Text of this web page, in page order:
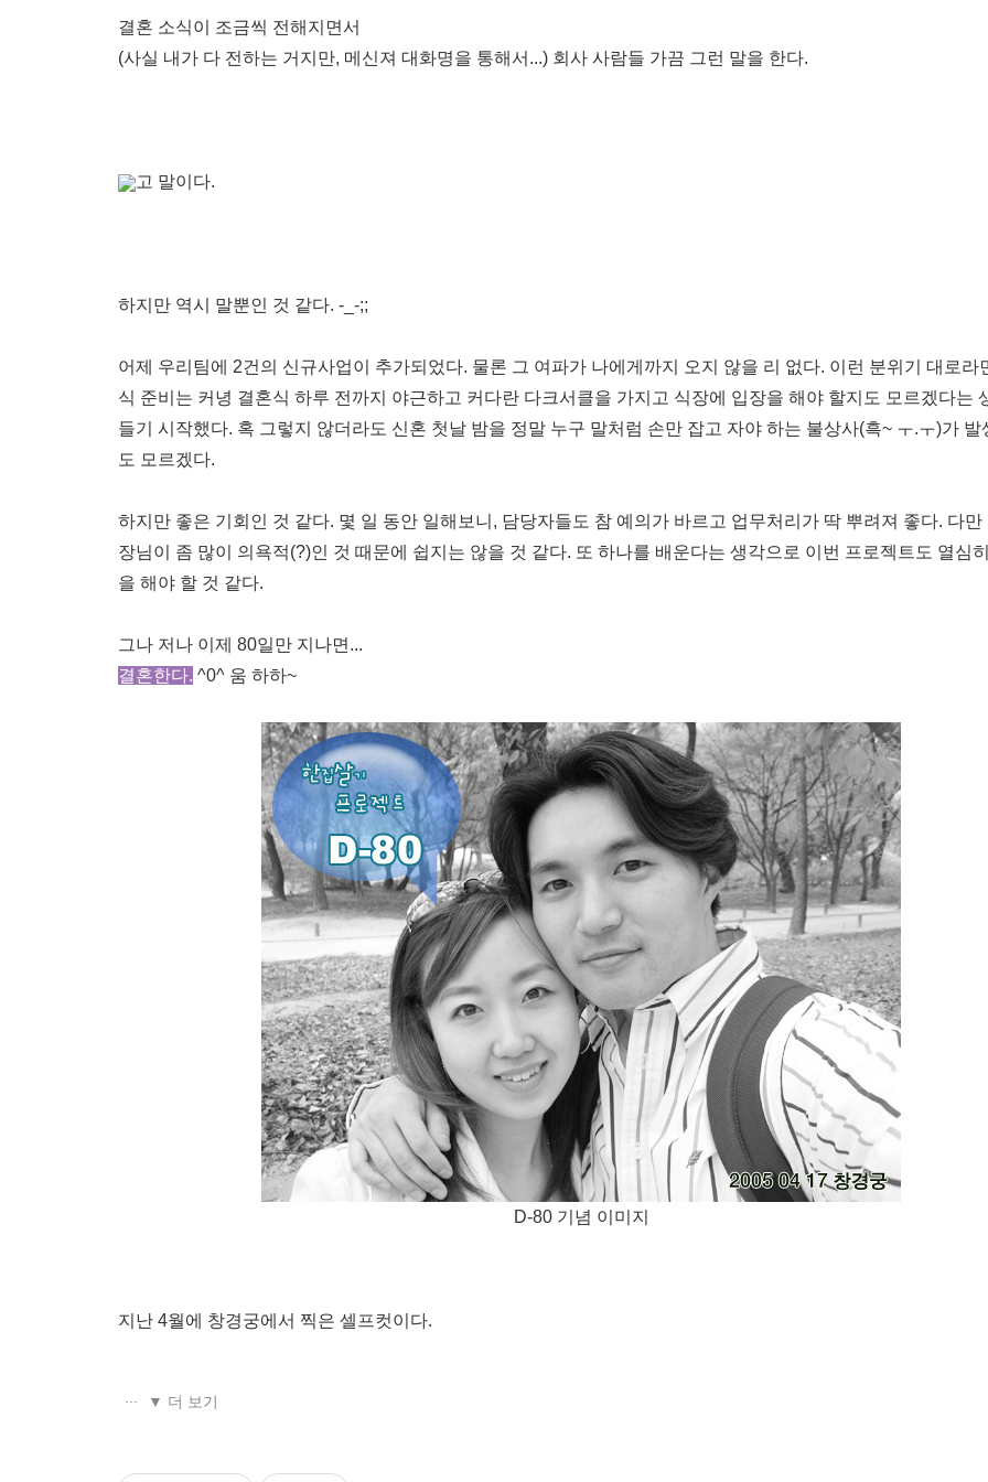
결혼 소식이 조금씩 전해지면서
(사실 내가 다 전하는 거지만, 메신져 대화명을 통해서...) 회사 사람들 가끔 그런 말을 한다.
고 말이다.
하지만 역시 말뿐인 것 같다. -_-;;
어제 우리팀에 2건의 신규사업이 추가되었다. 물론 그 여파가 나에게까지 오지 않을 리 없다. 이런 분위기 대로라
식 준비는 커녕 결혼식 하루 전까지 야근하고 커다란 다크서클을 가지고 식장에 입장을 해야 할지도 모르겠다는
들기 시작했다. 혹 그렇지 않더라도 신혼 첫날 밤을 정말 누구 말처럼 손만 잡고 자야 하는 불상사(흑~ ㅜ.ㅜ)가 발
도 모르겠다.
하지만 좋은 기회인 것 같다. 몇 일 동안 일해보니, 담당자들도 참 예의가 바르고 업무처리가 딱 뿌려져 좋다. 다만
장님이 좀 많이 의욕적(?)인 것 때문에 쉽지는 않을 것 같다. 또 하나를 배운다는 생각으로 이번 프로젝트도 열심
을 해야 할 것 같다.
그나 저나 이제 80일만 지나면...
결혼한다. ^0^ 움 하하~
D-80 기념 이미지
지난 4월에 창경궁에서 찍은 셀프컷이다.
▼ 더 보기